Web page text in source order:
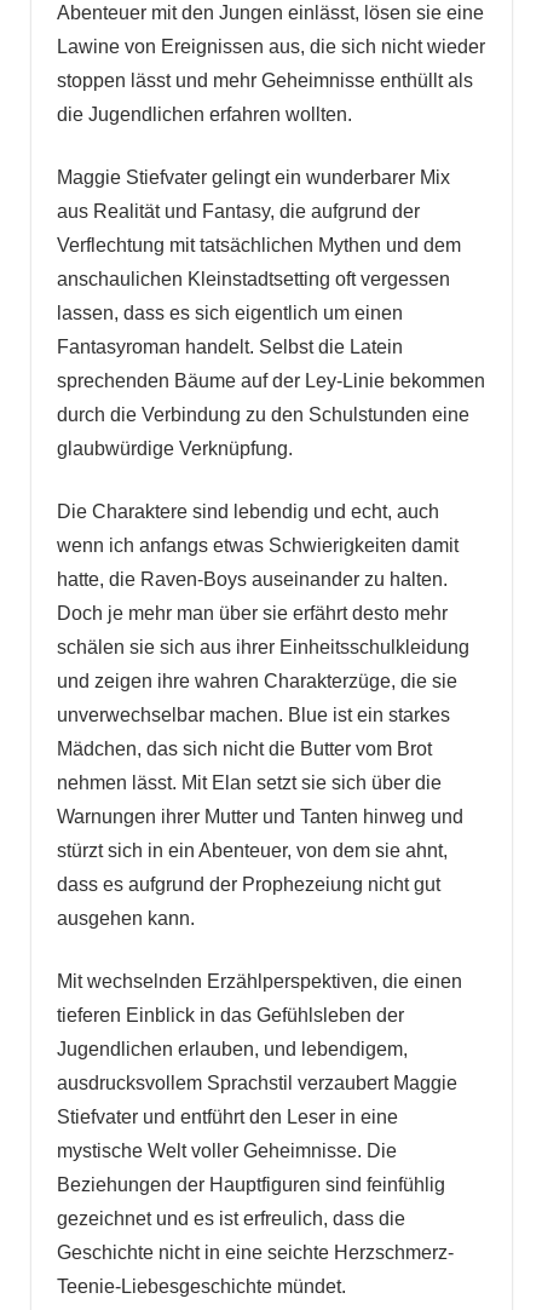
Abenteuer mit den Jungen einlässt, lösen sie eine
Lawine von Ereignissen aus, die sich nicht wieder
stoppen lässt und mehr Geheimnisse enthüllt als
die Jugendlichen erfahren wollten.
Maggie Stiefvater gelingt ein wunderbarer Mix
aus Realität und Fantasy, die aufgrund der
Verflechtung mit tatsächlichen Mythen und dem
anschaulichen Kleinstadtsetting oft vergessen
lassen, dass es sich eigentlich um einen
Fantasyroman handelt. Selbst die Latein
sprechenden Bäume auf der Ley-Linie bekommen
durch die Verbindung zu den Schulstunden eine
glaubwürdige Verknüpfung.
Die Charaktere sind lebendig und echt, auch
wenn ich anfangs etwas Schwierigkeiten damit
hatte, die Raven-Boys auseinander zu halten.
Doch je mehr man über sie erfährt desto mehr
schälen sie sich aus ihrer Einheitsschulkleidung
und zeigen ihre wahren Charakterzüge, die sie
unverwechselbar machen. Blue ist ein starkes
Mädchen, das sich nicht die Butter vom Brot
nehmen lässt. Mit Elan setzt sie sich über die
Warnungen ihrer Mutter und Tanten hinweg und
stürzt sich in ein Abenteuer, von dem sie ahnt,
dass es aufgrund der Prophezeiung nicht gut
ausgehen kann.
Mit wechselnden Erzählperspektiven, die einen
tieferen Einblick in das Gefühlsleben der
Jugendlichen erlauben, und lebendigem,
ausdrucksvollem Sprachstil verzaubert Maggie
Stiefvater und entführt den Leser in eine
mystische Welt voller Geheimnisse. Die
Beziehungen der Hauptfiguren sind feinfühlig
gezeichnet und es ist erfreulich, dass die
Geschichte nicht in eine seichte Herzschmerz-
Teenie-Liebesgeschichte mündet.